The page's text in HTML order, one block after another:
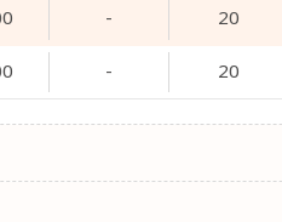
- 20
- 20